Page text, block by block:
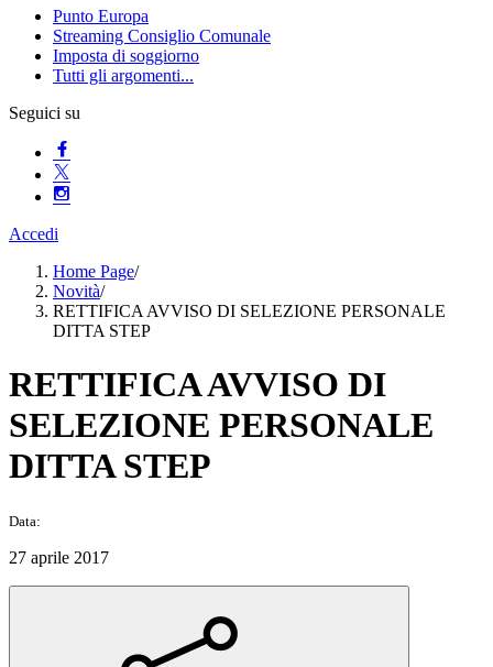
Punto Europa
Streaming Consiglio Comunale
Imposta di soggiorno
Tutti gli argomenti...
Seguici su
Accedi
Home Page/
Novità/
RETTIFICA AVVISO DI SELEZIONE PERSONALE
DITTA STEP
RETTIFICA AVVISO DI
SELEZIONE PERSONALE
DITTA STEP
Data:
27 aprile 2017